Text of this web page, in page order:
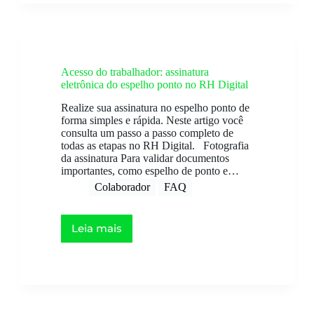
Acesso do trabalhador: assinatura
eletrônica do espelho ponto no RH Digital
Realize sua assinatura no espelho ponto de
forma simples e rápida. Neste artigo você
consulta um passo a passo completo de
todas as etapas no RH Digital. Fotografia
da assinatura Para validar documentos
importantes, como espelho de ponto e…
Colaborador
FAQ
Leia mais